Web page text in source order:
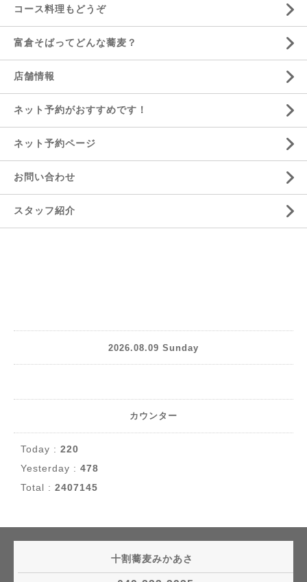
コース料理もどうぞ
富倉そばってどんな蕎麦？
店舗情報
ネット予約がおすすめです！
ネット予約ページ
お問い合わせ
スタッフ紹介
2026.08.09 Sunday
カウンター
Today : 220
Yesterday : 478
Total : 2407145
十割蕎麦みかあさ